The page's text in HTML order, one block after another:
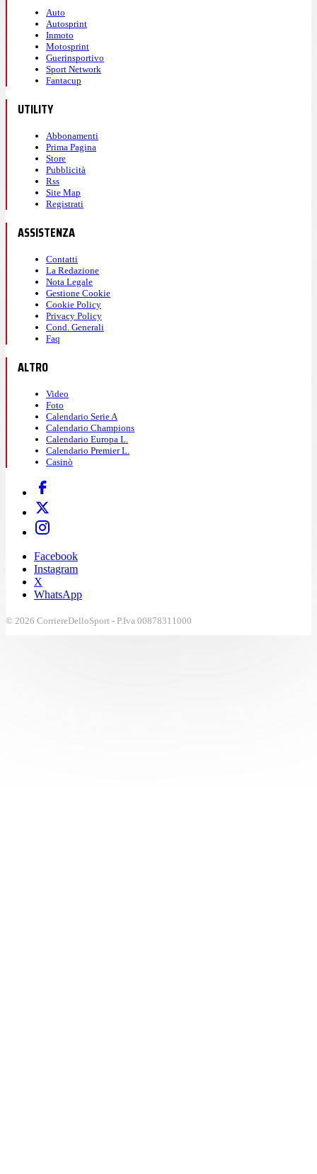
Auto
Autosprint
Inmoto
Motosprint
Guerinsportivo
Sport Network
Fantacup
UTILITY
Abbonamenti
Prima Pagina
Store
Pubblicità
Rss
Site Map
Registrati
ASSISTENZA
Contatti
La Redazione
Nota Legale
Gestione Cookie
Cookie Policy
Privacy Policy
Cond. Generali
Faq
ALTRO
Video
Foto
Calendario Serie A
Calendario Champions
Calendario Europa L.
Calendario Premier L.
Casinò
Facebook
Instagram
X
WhatsApp
© 2026 CorriereDelloSport - P.Iva 00878311000